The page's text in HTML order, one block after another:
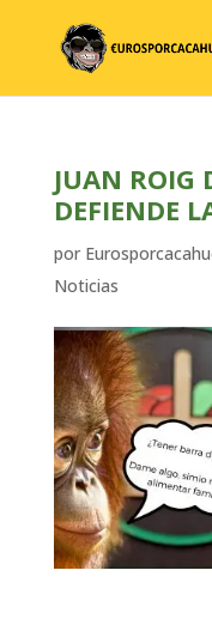
JUAN ROIG
DEFIENDE
por
Noticias